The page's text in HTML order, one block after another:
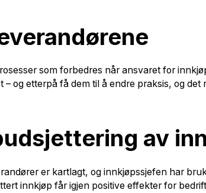
som forbedres når ansvaret for
og etterpå få dem til å endre praksis, og det
av
er kartlagt, og innkjøpssjefen har
innkjøp får igjen positive effekter for